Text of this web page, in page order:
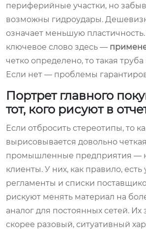
периферийные участки, но
возможны гидроудары.
означает меньшую
ключевое слово здесь —
четко определено, то такая
Если нет — проблемы
Портрет главного
тот, кого рисуют в
Если отбросить стереотипы, то
вырисовывается довольно
промышленные предприятия —
клиенты. У них, как правило,
регламенты и списки
рискуют менять материал на
аналог для постоянных сетей. Их
скорее разовый, ситуативный